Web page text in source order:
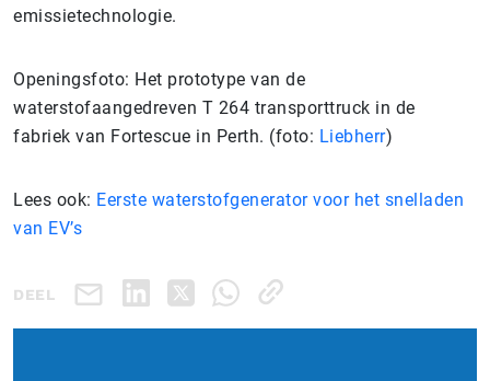
emissietechnologie.
Openingsfoto: Het prototype van de
waterstofaangedreven T 264 transporttruck in de
fabriek van Fortescue in Perth. (foto: Liebherr)
Lees ook: Eerste waterstofgenerator voor het snelladen
van EV’s
DEEL